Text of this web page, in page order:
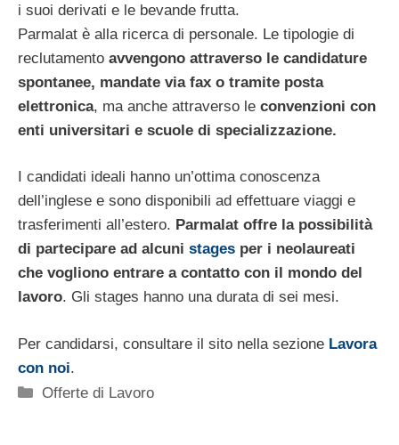
i suoi derivati e le bevande frutta.
Parmalat è alla ricerca di personale. Le tipologie di
reclutamento avvengono attraverso le candidature
spontanee, mandate via fax o tramite posta
elettronica, ma anche attraverso le convenzioni con
enti universitari e scuole di specializzazione.
I candidati ideali hanno un’ottima conoscenza
dell’inglese e sono disponibili ad effettuare viaggi e
trasferimenti all’estero. Parmalat offre la possibilità
di partecipare ad alcuni stages per i neolaureati
che vogliono entrare a contatto con il mondo del
lavoro. Gli stages hanno una durata di sei mesi.
Per candidarsi, consultare il sito nella sezione Lavora
con noi.
Categorie
Offerte di Lavoro